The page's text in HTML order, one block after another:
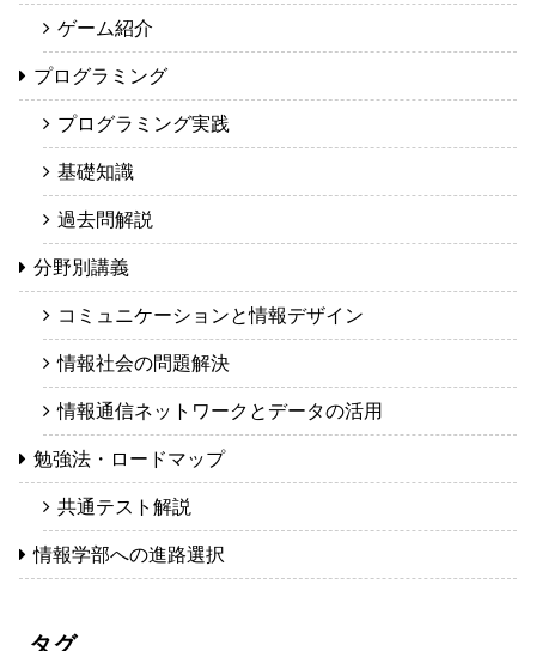
ゲーム紹介
プログラミング
プログラミング実践
基礎知識
過去問解説
分野別講義
コミュニケーションと情報デザイン
情報社会の問題解決
情報通信ネットワークとデータの活用
勉強法・ロードマップ
共通テスト解説
情報学部への進路選択
タグ